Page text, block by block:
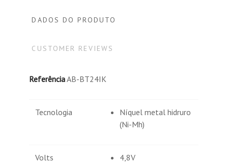
DADOS DO PRODUTO
CUSTOMER REVIEWS
ReferênciaAB-BT24IK
Tecnologia
Níquel metal hidruro
(Ni-Mh)
Volts 4,8V